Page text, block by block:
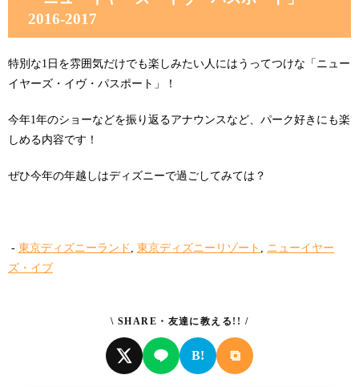
2016-2017
特別な1日を雰囲気だけでも楽しみたい人にはうってつけな「ニュー
イヤーズ・イヴ・パスポート」！
今年1年のショーなどを振り返るアナウンスなど、パーク好きにも楽
しめる内容です！
ぜひ今年の年越しはディズニーで過ごしてみては？
- 東京ディズニーランド 東京ディズニーリゾート
ニューイヤー
ズ・イブ
\ SHARE・友達に教える!! /
B! ⧉